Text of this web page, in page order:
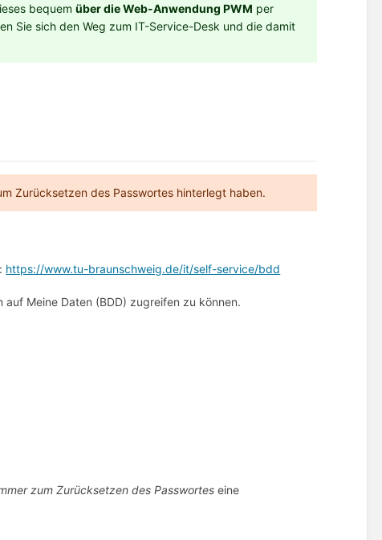
bequemüber die Web-Anwendung PWM per
Sie sich den Weg zum IT-Service-Desk und die damit
Zurücksetzen des Passwortes hinterlegt haben.
https://www.tu-braunschweig.de/it/self-service/bdd
Meine Daten (BDD) zugreifen zu können.
zum Zurücksetzen des Passwortes eine